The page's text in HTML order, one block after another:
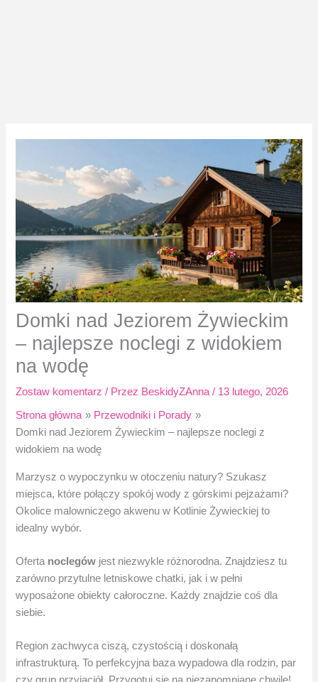
Domki nad Jeziorem Żywieckim
– najlepsze noclegi z widokiem
na wodę
Zostaw komentarz / Przez BeskidyZAnna/ 13 lutego, 2026
Strona główna
Przewodniki i Porady
Domki nad Jeziorem Żywieckim – najlepsze noclegi z
widokiem na wodę
Marzysz o wypoczynku w otoczeniu natury? Szukasz
miejsca, które połączy spokój wody z górskimi pejzażami?
Okolice malowniczego akwenu w Kotlinie Żywieckiej to
idealny wybór.
Oferta noclegów jest niezwykle różnorodna. Znajdziesz tu
zarówno przytulne letniskowe chatki, jak i w pełni
wyposażone obiekty całoroczne. Każdy znajdzie coś dla
siebie.
Region zachwyca ciszą, czystością i doskonałą
infrastrukturą. To perfekcyjna baza wypadowa dla rodzin, par